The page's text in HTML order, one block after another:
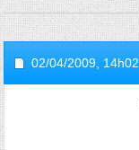
02/04/2009, 14h02